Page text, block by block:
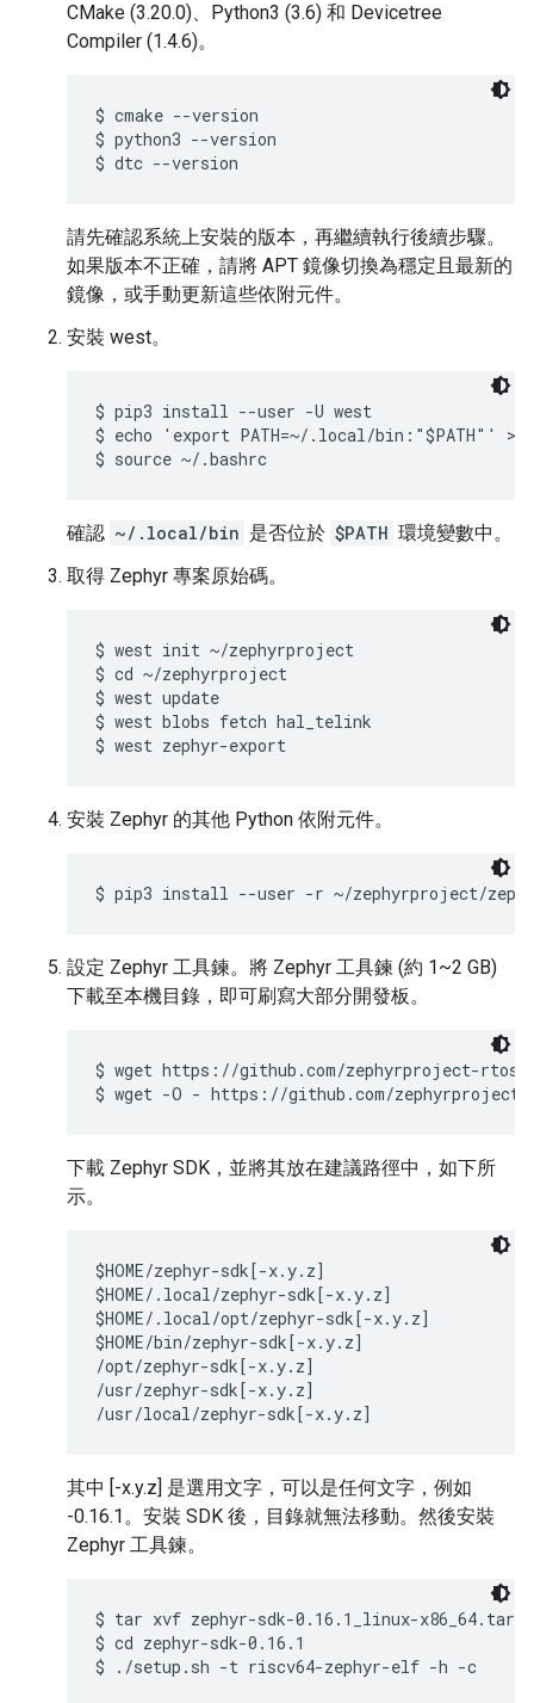
CMake (3.20.0)、Python3 (3.6) 和 Devicetree
Compiler (1.4.6)。
$ cmake --version
$ python3 --version
請先確認系統上安裝的版本，再繼續執行後續步驟。
如果版本不正確，請將 APT 鏡像切換為穩定且最新的
鏡像，或手動更新這些依附元件。
安裝 west。
$ pip3 install --user -U west
$ echo 'export PATH=~/.local/bin:"$PATH"' >>
確認 ~/.local/bin 是否位於 $PATH 環境變數中。
取得 Zephyr 專案原始碼。
$ west init ~/zephyrproject
$ cd ~/zephyrproject
$ west update
$ west blobs fetch hal_telink
安裝 Zephyr 的其他 Python 依附元件。
設定 Zephyr 工具鍊。將 Zephyr 工具鍊 (約 1~2 GB)
下載至本機目錄，即可刷寫大部分開發板。
$ wget https://github.com/zephyrproject-rtos/
下載 Zephyr SDK，並將其放在建議路徑中，如下所
示。
$HOME/zephyr-sdk[-x.y.z]
$HOME/.local/zephyr-sdk[-x.y.z]
$HOME/.local/opt/zephyr-sdk[-x.y.z]
$HOME/bin/zephyr-sdk[-x.y.z]
/opt/zephyr-sdk[-x.y.z]
/usr/zephyr-sdk[-x.y.z]
其中 [-x.y.z] 是選用文字，可以是任何文字，例如
-0.16.1。安裝 SDK 後，目錄就無法移動。然後安裝
Zephyr 工具鍊。
$ tar xvf zephyr-sdk-0.16.1_linux-
$ cd zephyr-sdk-0.16.1